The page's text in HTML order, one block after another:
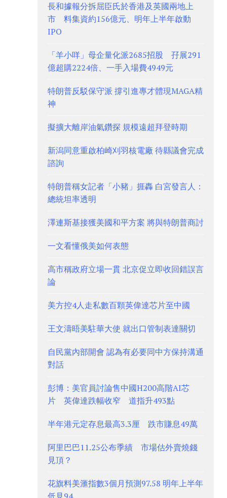
長和據報分拆屈臣氏於香港及英國兩地上
市 料集資約156億元、明年上半年啟動
IPO
「羊小咩」母企量化派2685招股 孖展291
億超購2224倍、一手入場費4949元
特朗普反駁保守派 撐引進專才體現MAGA精
神
擬擴大離岸油氣鑽探 規模遠超拜登時期
新潟同意重啟柏崎刈羽核電廠 待縣議會完成
諮詢
特朗普稱女記者「小豬」捱轟 白宮發言人：
總統坦率透明
澤連斯基接獲美國和平方案 將與特朗普商討
一文看懂俄美如何表態
高市稱政府立場一貫 北京促立即收回錯誤言
論
美方控4人走私數百顆英偉達芯片至中國
王文濤晤美駐華大使 就出口管制表達關切
自民黨內部開會 認為有必要同中方保持溝通
對話
彭博：美官員討論售中國H200高階AI芯
片 英偉達跌幅收窄 道指升493點
半年港元定存息最高3.3厘 跌市賺息49萬
阿里巴巴11.25公布季績 市場估外賣燒錢
見頂？
花旗料美滙指數3個月預測97.58 明年上半年